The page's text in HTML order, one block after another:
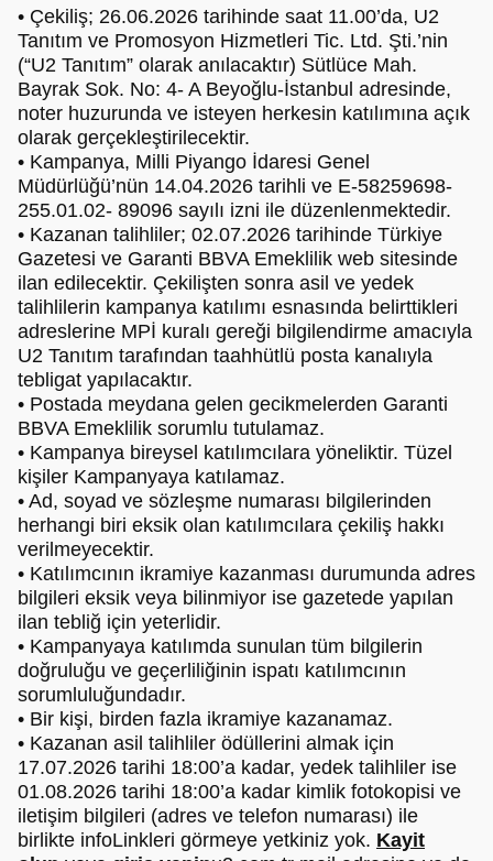
• Çekiliş; 26.06.2026 tarihinde saat 11.00’da, U2
Tanıtım ve Promosyon Hizmetleri Tic. Ltd. Şti.’nin
(“U2 Tanıtım” olarak anılacaktır) Sütlüce Mah.
Bayrak Sok. No: 4- A Beyoğlu-İstanbul adresinde,
noter huzurunda ve isteyen herkesin katılımına açık
olarak gerçekleştirilecektir.
• Kampanya, Milli Piyango İdaresi Genel
Müdürlüğü’nün 14.04.2026 tarihli ve E-58259698-
255.01.02- 89096 sayılı izni ile düzenlenmektedir.
• Kazanan talihliler; 02.07.2026 tarihinde Türkiye
Gazetesi ve Garanti BBVA Emeklilik web sitesinde
ilan edilecektir. Çekilişten sonra asil ve yedek
talihlilerin kampanya katılımı esnasında belirttikleri
adreslerine MPİ kuralı gereği bilgilendirme amacıyla
U2 Tanıtım tarafından taahhütlü posta kanalıyla
tebligat yapılacaktır.
• Postada meydana gelen gecikmelerden Garanti
BBVA Emeklilik sorumlu tutulamaz.
• Kampanya bireysel katılımcılara yöneliktir. Tüzel
kişiler Kampanyaya katılamaz.
• Ad, soyad ve sözleşme numarası bilgilerinden
herhangi biri eksik olan katılımcılara çekiliş hakkı
verilmeyecektir.
• Katılımcının ikramiye kazanması durumunda adres
bilgileri eksik veya bilinmiyor ise gazetede yapılan
ilan tebliğ için yeterlidir.
• Kampanyaya katılımda sunulan tüm bilgilerin
doğruluğu ve geçerliliğinin ispatı katılımcının
sorumluluğundadır.
• Bir kişi, birden fazla ikramiye kazanamaz.
• Kazanan asil talihliler ödüllerini almak için
17.07.2026 tarihi 18:00’a kadar, yedek talihliler ise
01.08.2026 tarihi 18:00’a kadar kimlik fotokopisi ve
iletişim bilgileri (adres ve telefon numarası) ile
birlikte infoLinkleri görmeye yetkiniz yok. Kayit